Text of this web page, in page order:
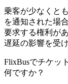
乗客が少なくと
を通知された場
要求する権利が
遅延の影響を受
FlixBusでチケッ
何ですか？